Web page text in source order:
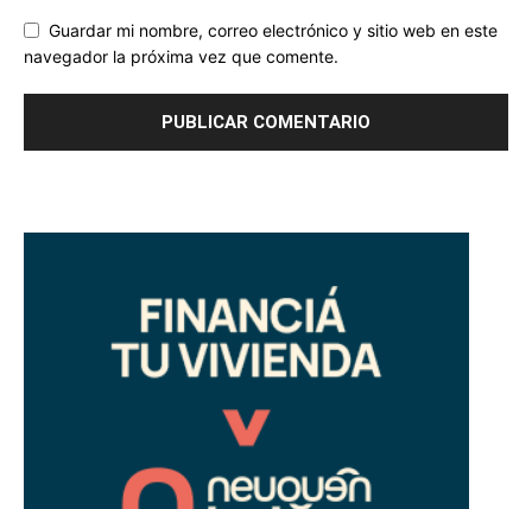
Guardar mi nombre, correo electrónico y sitio web en este
navegador la próxima vez que comente.